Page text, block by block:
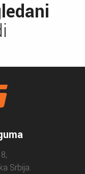
Srbija.